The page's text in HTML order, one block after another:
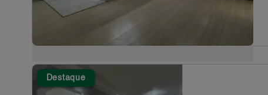
Destaque